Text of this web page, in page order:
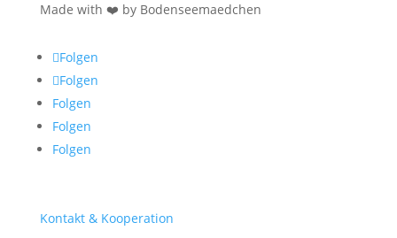
Made with ❤️ by Bodenseemaedchen
Folgen
Folgen
Folgen
Folgen
Folgen
Kontakt & Kooperation